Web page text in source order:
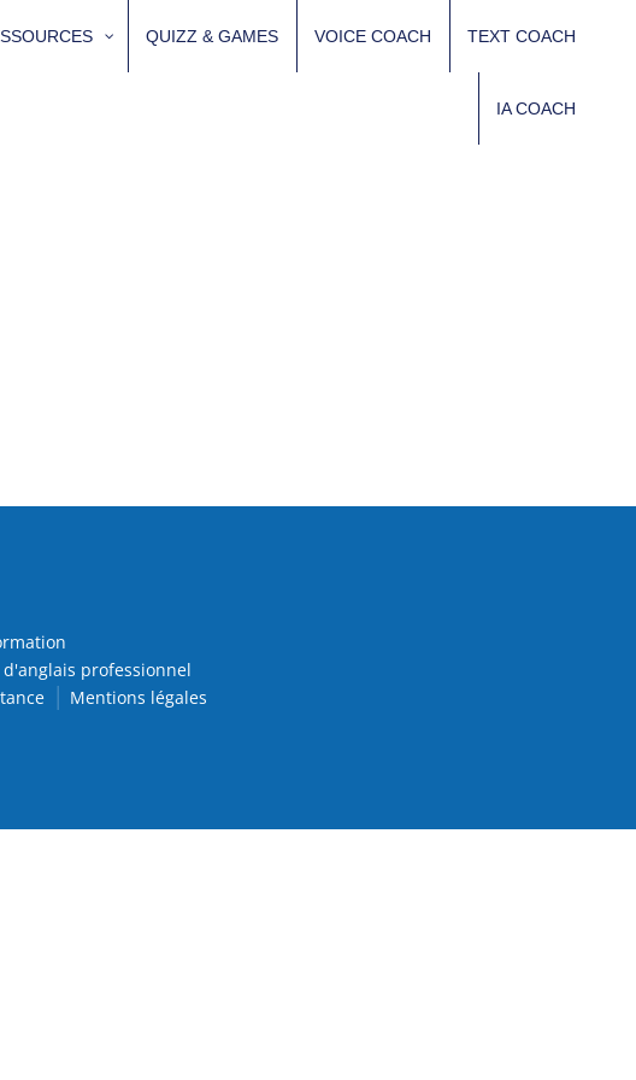
QUIZZ & GAMES VOICE COACH TEXT COACH
IA COACH
d'anglais professionnel
Mentions légales